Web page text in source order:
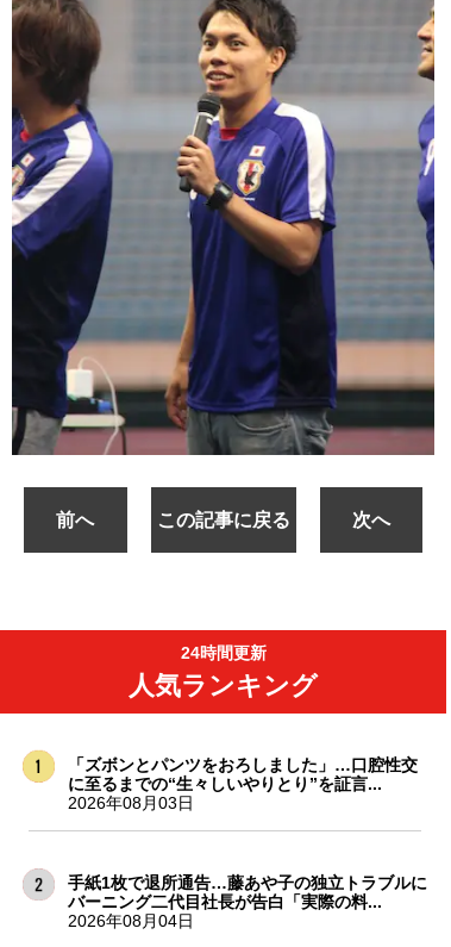
前へ この記事に戻る 次へ
24時間更新
人気ランキング
「ズボンとパンツをおろしました」…口腔性交
に至るまでの“生々しいやりとり”を証言...
2026年08月03日
手紙1枚で退所通告…藤あや子の独立トラブルに
バーニング二代目社長が告白「実際の料...
2026年08月04日